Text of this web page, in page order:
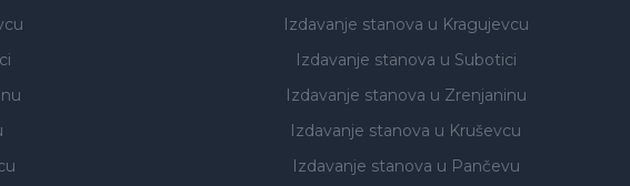
Izdavanje stanova u Kragujevcu
Izdavanje stanova u Subotici
Izdavanje stanova u Zrenjaninu
Izdavanje stanova u Kruševcu
Izdavanje stanova u Pančevu